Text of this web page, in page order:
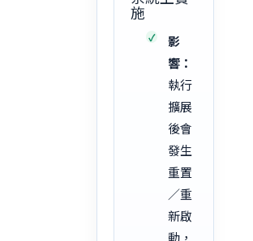
施
影
響：
執行
擴展
後會
發生
重置
／重
新啟
動，